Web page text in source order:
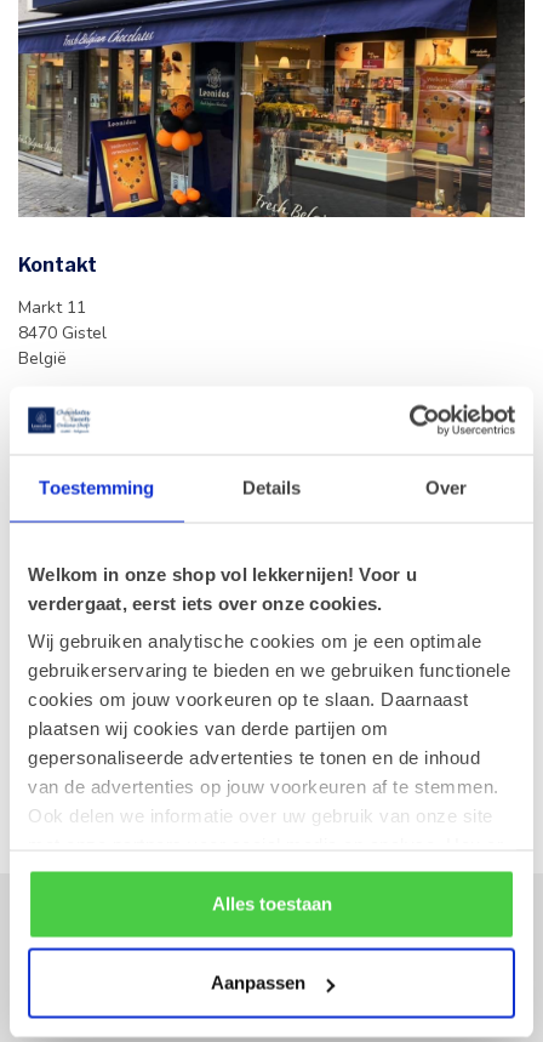
Toestemming Details Over
Welkom in onze shop vol lekkernijen! Voor u
verdergaat, eerst iets over onze cookies.
Wij gebruiken analytische cookies om je een optimale
gebruikerservaring te bieden en we gebruiken functionele
cookies om jouw voorkeuren op te slaan. Daarnaast
plaatsen wij cookies van derde partijen om
gepersonaliseerde advertenties te tonen en de inhoud
van de advertenties op jouw voorkeuren af te stemmen.
Ook delen we informatie over uw gebruik van onze site
rekening mee dat als je bepaalde cookies blokkeert, het
de correcte werking van de website kan verstoren.
Alles toestaan
Aanpassen
Kontakt
Markt 11
8470 Gistel
België
(Mobil-)Telefonnummer
E-Mail:info@chocolates-sweets.be
Öffnungszeiten
Mittwoch: 09u00-12u00 | 13u30-18u
Donnerstag: 09u00-12u00 | 13u30-18u
Freitag: 09u00-12u00 | 13u30-18u
Samstag
: 09u00-12u00 | 13u30-18u
Sonntag
: Geschlossen
In Google Maps anzeigen
Bleibe auf dem Laufenden mit unseren Newsletter-Angeboten